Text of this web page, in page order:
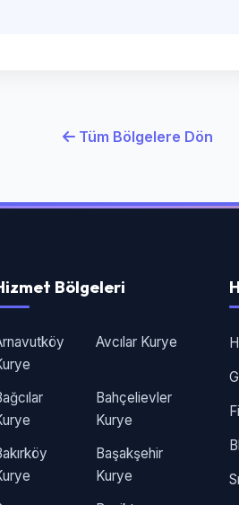
Tüm Bölgelere Dön
Bölgeleri
Avcılar Kurye
Bahçelievler
Kurye
Başakşehir
Kurye